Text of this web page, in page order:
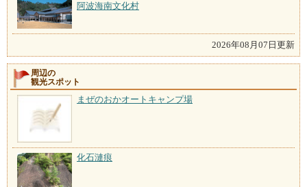
阿波海南文化村
2026年08月07日更新
周辺の
観光スポット
まぜのおかオートキャンプ場
化石漣痕